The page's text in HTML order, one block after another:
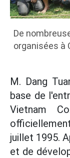
De
organisées à
M. Dang
base de
Vietnam
juillet 1995.
et de